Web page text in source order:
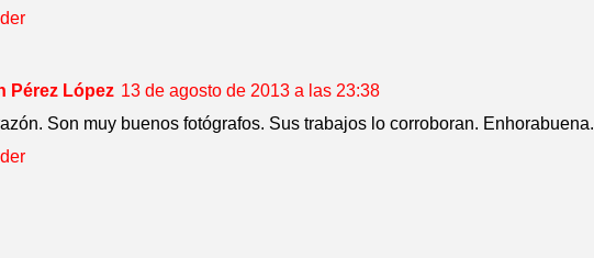
Pérez López 13 de agosto de 2013 a las 23:38
Son muy buenos fotógrafos. Sus trabajos lo corroboran. Enhorabuena.